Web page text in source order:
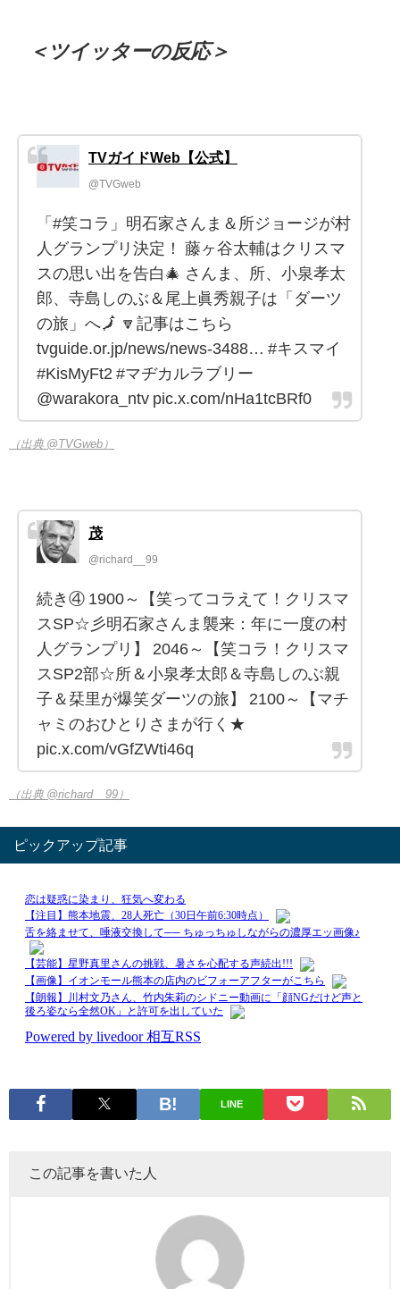
＜ツイッターの反応＞
TVガイドWeb【公式】
@TVGweb
「#笑コラ」明石家さんま＆所ジョージが村
人グランプリ決定！ 藤ヶ谷太輔はクリスマ
スの思い出を告白🎄 さんま、所、小泉孝太
郎、寺島しのぶ＆尾上眞秀親子は「ダーツ
の旅」へ🗾 🔽記事はこちら
tvguide.or.jp/news/news-3488… #キスマイ
#KisMyFt2 #マヂカルラブリー
@warakora_ntv pic.x.com/nHa1tcBRf0
（出典 @TVGweb）
茂
@richard__99
続き④ 1900～【笑ってコラえて！クリスマ
スSP☆彡明石家さんま襲来：年に一度の村
人グランプリ】 2046～【笑コラ！クリスマ
スSP2部☆所＆小泉孝太郎＆寺島しのぶ親
子＆栞里が爆笑ダーツの旅】 2100～【マチ
ャミのおひとりさまが行く★
pic.x.com/vGfZWti46q
（出典 @richard__99）
ピックアップ記事
LINE
この記事を書いた人